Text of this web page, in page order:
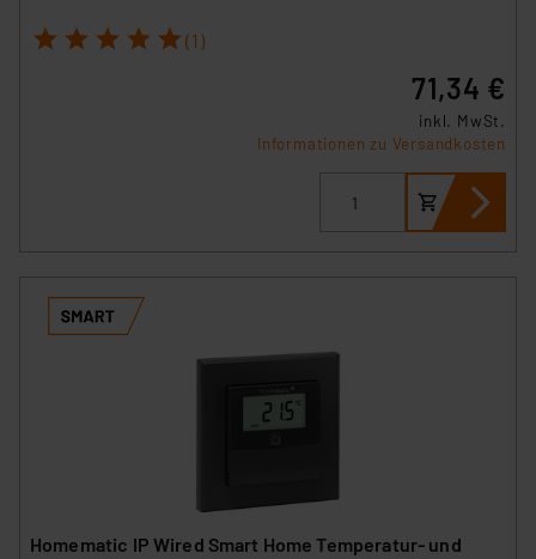
unberührt. Ihre Browser-Einstellungen können dazu
führen, dass die Einstellungen nicht längerfristig
gespeichert werden und dieses Banner erneut
„Einige Drittanbieter verarbeiten personenbezogene
Daten in den USA. Ihre Einwilligung zur Einbindung von
Cookies dieser Drittanbieter umfasst daher ggf. auch
und zu der jeweiligen Datenübermittlung erhalten Sie in
der Datenschutzerklärung. Für die USA besteht kein
dass die USA als Land mit unzureichendem
Datenschutz nach EU-Standards eingestuft wird. So
Überwachungsprogrammen verarbeiten, ohne dass
hiergegen Klagemöglichkeiten für Europäer bestehen.
1 2 3 4 5 (1)
71,34 €
inkl. MwSt.
Informationen zu Versandkosten
Homematic IP Wired Smart Home Temperatur- und